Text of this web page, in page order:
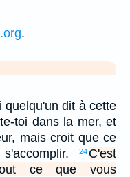
.
dit à cette
toi dans la mer, et
mais croit que ce
24 C'est
ce que vous